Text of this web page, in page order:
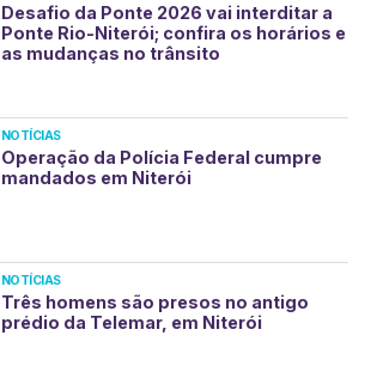
Desafio da Ponte 2026 vai interditar a
Ponte Rio-Niterói; confira os horários e
as mudanças no trânsito
NOTÍCIAS
Operação da Polícia Federal cumpre
mandados em Niterói
NOTÍCIAS
Três homens são presos no antigo
prédio da Telemar, em Niterói